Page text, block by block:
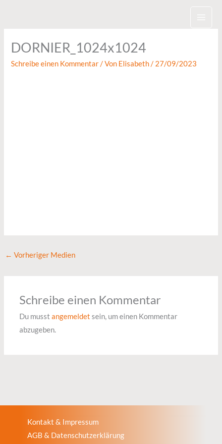
DORNIER_1024x1024
Schreibe einen Kommentar / Von Elisabeth/ 27/09/2023
← Vorheriger Medien
Schreibe einen Kommentar
Du musstangemeldet sein, um einen Kommentar
abzugeben.
Kontakt & Impressum
AGB & Datenschutzerklärung